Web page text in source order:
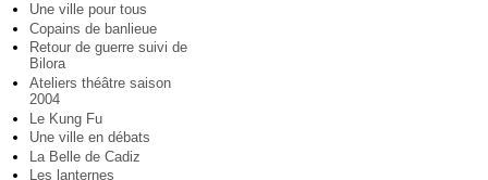
Une ville pour tous
Copains de banlieue
Retour de guerre suivi de
Bilora
Ateliers théâtre saison
2004
Le Kung Fu
Une ville en débats
La Belle de Cadiz
Les lanternes